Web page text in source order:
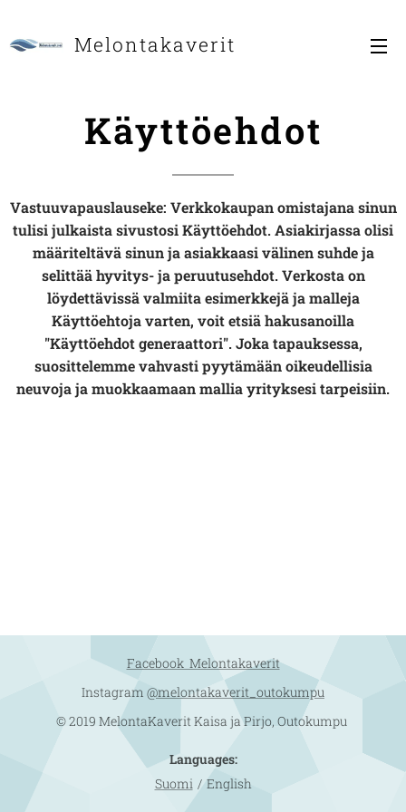
Melontakaverit
Käyttöehdot
Vastuuvapauslauseke: Verkkokaupan omistajana sinun
tulisi julkaista sivustosi Käyttöehdot. Asiakirjassa olisi
määriteltävä sinun ja asiakkaasi välinen suhde ja
selittää hyvitys- ja peruutusehdot. Verkosta on
löydettävissä valmiita esimerkkejä ja malleja
Käyttöehtoja varten, voit etsiä hakusanoilla
"Käyttöehdot generaattori". Joka tapauksessa,
suosittelemme vahvasti pyytämään oikeudellisia
neuvoja ja muokkaamaan mallia yrityksesi tarpeisiin.
Facebook Melontakaverit
Instagram @melontakaverit_outokumpu
© 2019 MelontaKaverit Kaisa ja Pirjo, Outokumpu
Languages
Suomi
English